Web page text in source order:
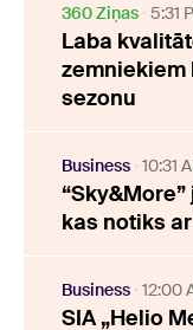
360 Ziņas 5:31
Laba
zemniekiem
sezonu
Business 10:31
kas notiks
Business 12:00
SIA „Helio